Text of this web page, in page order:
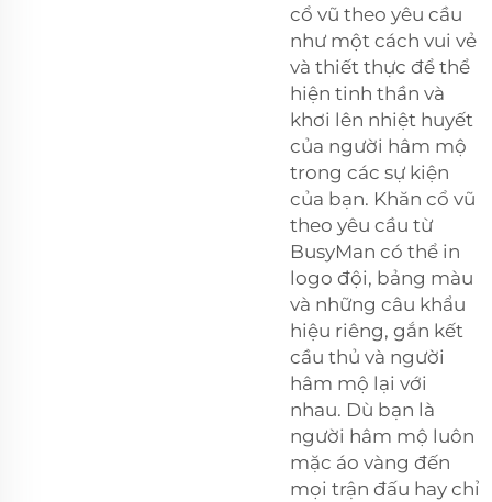
cổ vũ theo yêu cầu
như một cách vui vẻ
và thiết thực để thể
hiện tinh thần và
khơi lên nhiệt huyết
của người hâm mộ
trong các sự kiện
của bạn. Khăn cổ vũ
theo yêu cầu từ
BusyMan có thể in
logo đội, bảng màu
và những câu khẩu
hiệu riêng, gắn kết
cầu thủ và người
hâm mộ lại với
nhau. Dù bạn là
người hâm mộ luôn
mặc áo vàng đến
mọi trận đấu hay chỉ